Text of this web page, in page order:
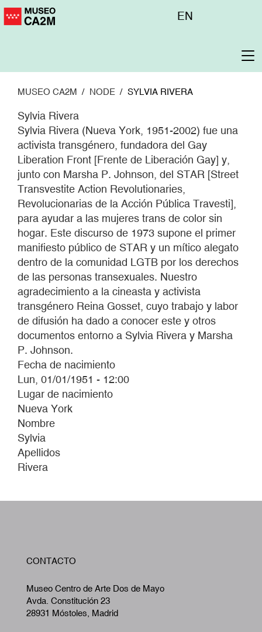
Pasar
Menú
EN
MUSEO CA2M NODE SYLVIA RIVERA
Sylvia Rivera
Sylvia Rivera (Nueva York, 1951-2002) fue una
activista transgénero, fundadora del Gay
Liberation Front [Frente de Liberación Gay] y,
junto con Marsha P. Johnson, del STAR [Street
Transvestite Action Revolutionaries,
Revolucionarias de la Acción Pública Travesti],
para ayudar a las mujeres trans de color sin
hogar. Este discurso de 1973 supone el primer
manifiesto público de STAR y un mítico alegato
dentro de la comunidad LGTB por los derechos
de las personas transexuales. Nuestro
agradecimiento a la cineasta y activista
transgénero Reina Gosset, cuyo trabajo y labor
de difusión ha dado a conocer este y otros
documentos entorno a Sylvia Rivera y Marsha
P. Johnson.
Fecha de nacimiento
Lun, 01/01/1951 - 12:00
Lugar de nacimiento
Nueva York
Nombre
Sylvia
Apellidos
Rivera
CONTACTO
Museo Centro de Arte Dos de Mayo
Avda. Constitución 23
28931 Móstoles, Madrid